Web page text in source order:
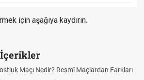
için aşağıya kaydırın.
İçerikler
Puan Durumunda AG, OM ve Diğer